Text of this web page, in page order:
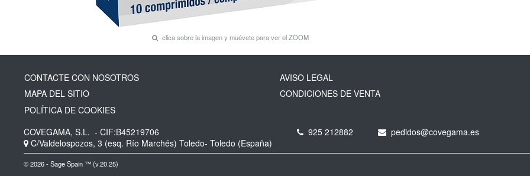
clica sobre la imagen y muévete para ver el ZOOM
CONTACTE CON NOSOTROS
MAPA DEL SITIO
POLÍTICA DE COOKIES
AVISO LEGAL
CONDICIONES DE VENTA
COVEGAMA, S.L. - CIF:B45219706
C/Valdelospozos, 3 (esq. Río Marchés) Toledo- Toledo (España)
925 212882 pedidos@covegama.es
© 2026 - Sage Spain ™ (v.20.25)